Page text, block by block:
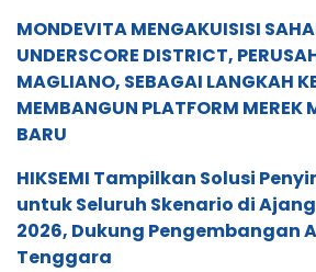
MONDEVITA MENGAKUISISI
UNDERSCORE DISTRICT,
MAGLIANO, SEBAGAI LANGKAH
MEMBANGUN PLATFORM MEREK
BARU
HIKSEMI Tampilkan Solusi
untuk Seluruh Skenario di
2026, Dukung Pengembangan
Tenggara